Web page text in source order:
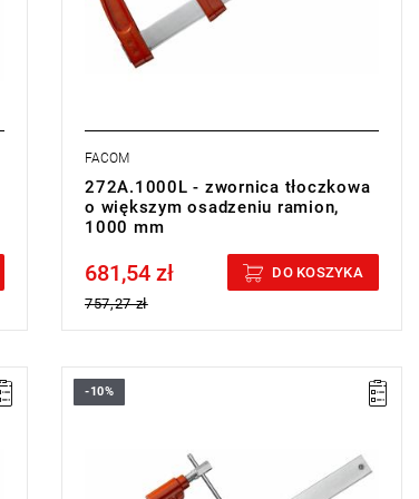
FACOM
272A.1000L - zwornica tłoczkowa
o większym osadzeniu ramion,
1000 mm
Price tax included
681,54 zł
757,27 zł
DO KOSZYKA
A: 300 mm
L1: 215 mm
-10%